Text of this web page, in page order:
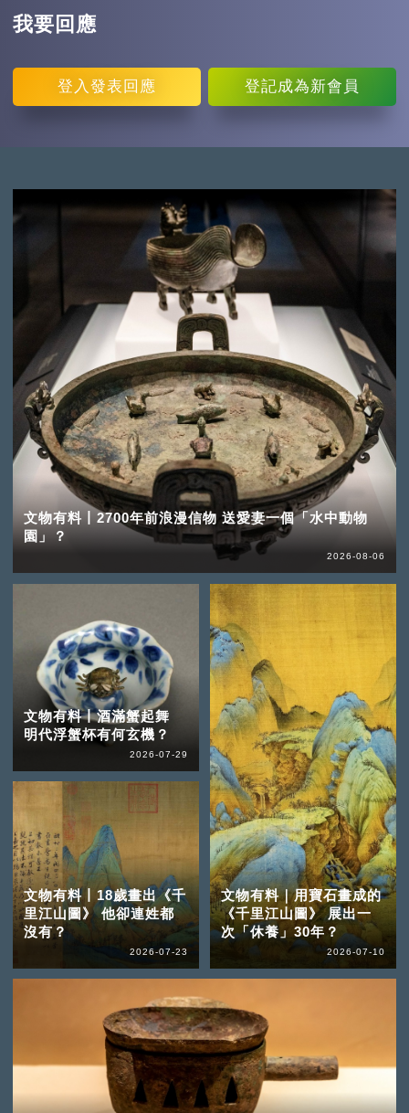
我要回應
登入 發表回應 登記成為新會員
文物有料丨2700年前浪漫信物 送愛妻一個「水中動物
園」？
2026-08-06
文物有料丨酒滿蟹起舞
明代浮蟹杯有何玄機？
2026-07-29
文物有料丨18歲畫出《千
里江山圖》 他卻連姓都
沒有？
2026-07-23
文物有料｜用寶石畫成的
《千里江山圖》 展出一
次「休養」30年？
2026-07-10